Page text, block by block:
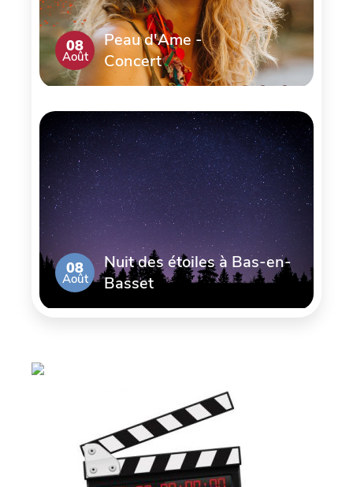
08
Août
Peau d'Ame -
Concert
08
Août
Nuit des étoiles à Bas-en-
Basset